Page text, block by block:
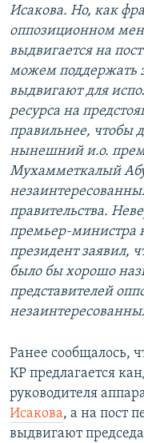
Исакова. Но, как
оппозиционном
выдвигается на
можем поддержать
выдвигают для
ресурса на
правильнее, чтобы
нынешний и.о.
Мухамметкалый
правительства.
премьер-министра
президент заявил,
было бы хорошо
представителей
Ранее сообщалось,
КР предлагается
руководителя
Исакова, а на пост
выдвигают